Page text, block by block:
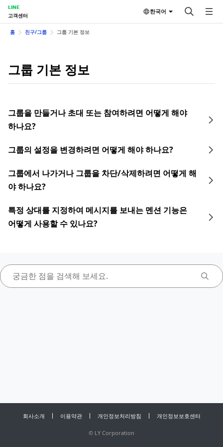
LINE
고객센터
한국어
홈 친구/그룹 그룹 기본 정보
그룹 기본 정보
그룹을 만들거나 초대 또는 참여하려면 어떻게 해야
하나요?
그룹의 설정을 변경하려면 어떻게 해야 하나요?
그룹에서 나가거나 그룹을 차단/삭제하려면 어떻게 해
야 하나요?
특정 상대를 지정하여 메시지를 보내는 멘션 기능은
어떻게 사용할 수 있나요?
회사소개 이용약관 개인정보처리방침 개인정보보호센터
© LY Corporation